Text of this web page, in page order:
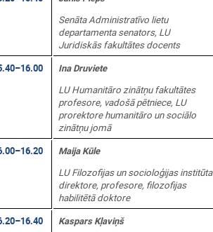
Senāta Administratīvo lietu
departamenta senators, LU
Juridiskās fakultātes docents
Ina Druviete
LU Humanitāro zinātņu fakultātes
profesore, vadošā pētniece, LU
prorektore humanitāro un sociālo
zinātņu jomā
Maija Kūle
LU Filozofijas un socioloģijas institūta
direktore, profesore, filozofijas
habilitētā doktore
Kaspars Kļaviņš